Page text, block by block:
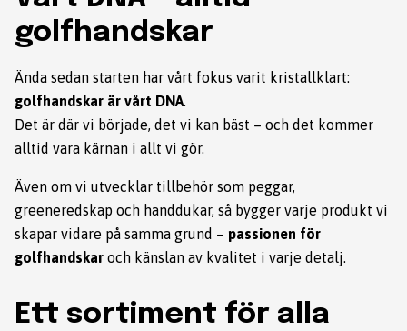
golfhandskar
Ända sedan starten har vårt fokus varit kristallklart:
golfhandskar är vårt DNA.
Det är där vi började, det vi kan bäst – och det kommer
alltid vara kärnan i allt vi gör.
Även om vi utvecklar tillbehör som peggar,
greeneredskap och handdukar, så bygger varje produkt vi
skapar vidare på samma grund – passionen för
golfhandskar och känslan av kvalitet i varje detalj.
Ett sortiment för alla